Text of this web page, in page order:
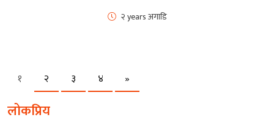
२ years अगाडि
१ २ ३ ४ »
लोकप्रिय